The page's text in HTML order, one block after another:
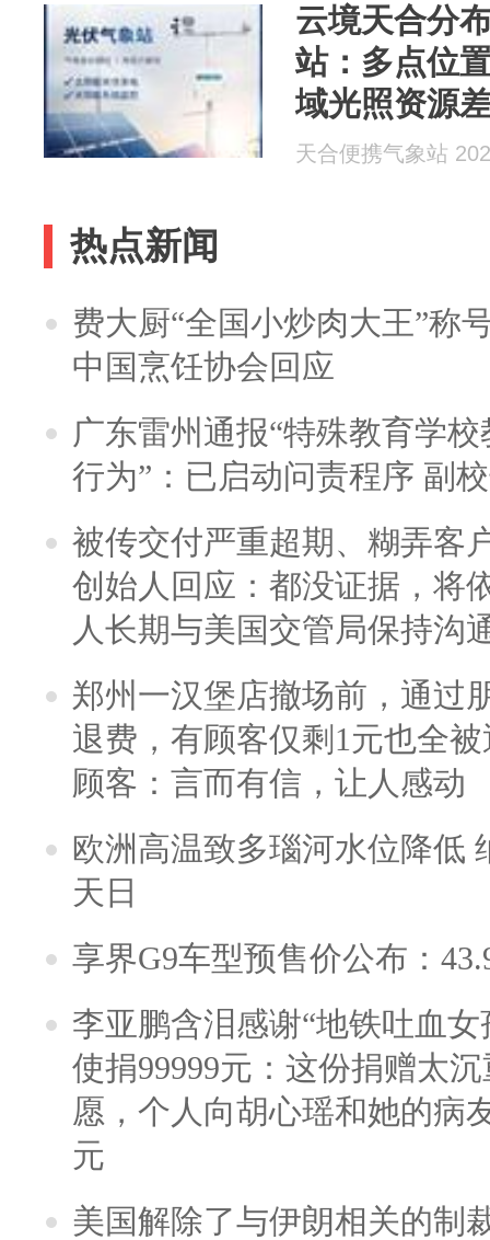
云境天合分
站：多点位
域光照资源
天合便携气象站
热点新闻
费大厨“全国小炒肉大王”称
中国烹饪协会回应
广东雷州通报“特殊教育学
行为”：已启动问责程序 副
被传交付严重超期、糊弄客
创始人回应：都没证据，将
人长期与美国交管局保持沟
郑州一汉堡店撤场前，通过
退费，有顾客仅剩1元也全
顾客：言而有信，让人感动
欧洲高温致多瑙河水位降低
天日
享界G9车型预售价公布：
李亚鹏含泪感谢“地铁吐血
使捐99999元：这份捐赠太
愿，个人向胡心瑶和她的病
元
美国解除了与伊朗相关的制